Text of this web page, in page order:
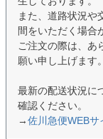
また、道路状況や
間をいただく場合
ご注文の際は、あ
願い申し上げます。
最新の配送状況に
確認ください。
→佐川急便WEBサ